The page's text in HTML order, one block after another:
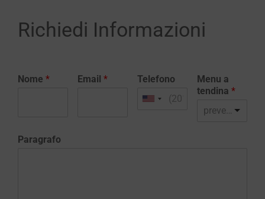
Richiedi Informazioni
Nome * Email * Telefono
Menu a
tendina *
preventivo realizzazione sito web
Paragrafo